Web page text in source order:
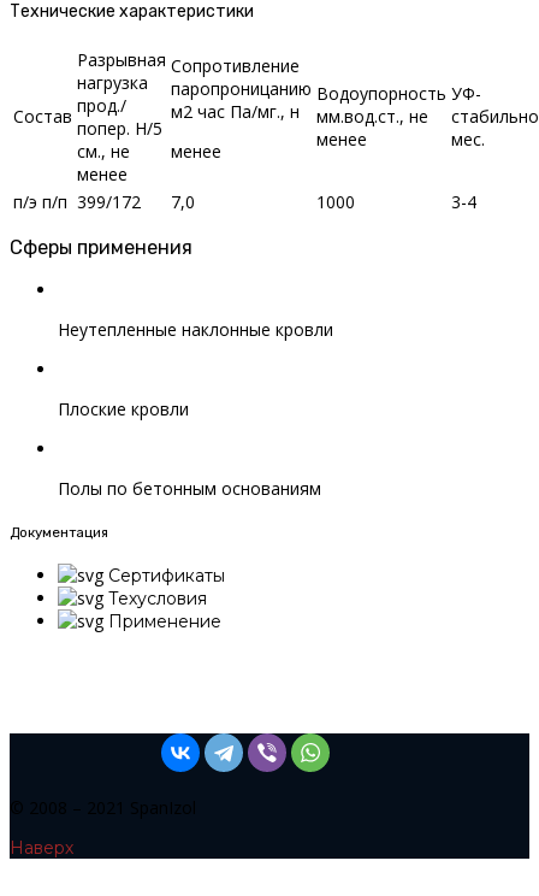
Технические характеристики
Состав
Разрывная
нагрузка
прод./
попер. Н/5
см., не
менее
Сопротивление
паропроницанию
м2 час Па/мг., н
менее
Водоупорность
мм.вод.ст., не
менее
УФ-
мес.
п/э п/п 399/172 7,0 1000 3-4
Сферы применения
Неутепленные наклонные кровли
Плоские кровли
Полы по бетонным основаниям
Документация
Сертификаты
Техусловия
Применение
© 2008 – 2021 SpanIzol
Наверх